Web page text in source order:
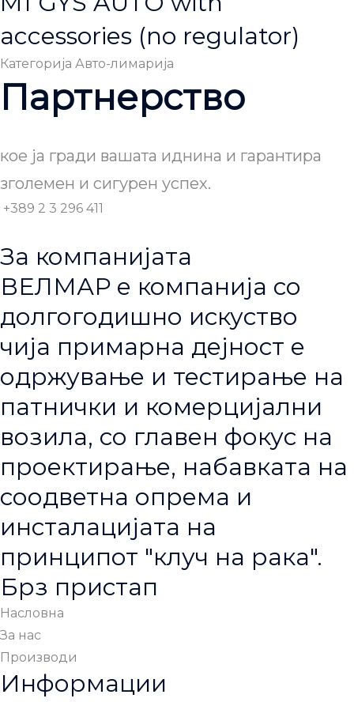
accessories (no regulator)
Категорија Авто-лимарија
Партнерство
кое ја гради вашата иднина и гарантира
зголемен и сигурен успех.
+389 2 3 296 411
За компанијата
ВЕЛМАР е компанија со
долгогодишно искуство
чија примарна дејност е
одржување и тестирање на
патнички и комерцијални
возила, со главен фокус на
проектирање, набавката на
соодветна опрема и
инсталацијата на
принципот "клуч на рака".
Брз пристап
Насловна
За нас
Производи
Информации